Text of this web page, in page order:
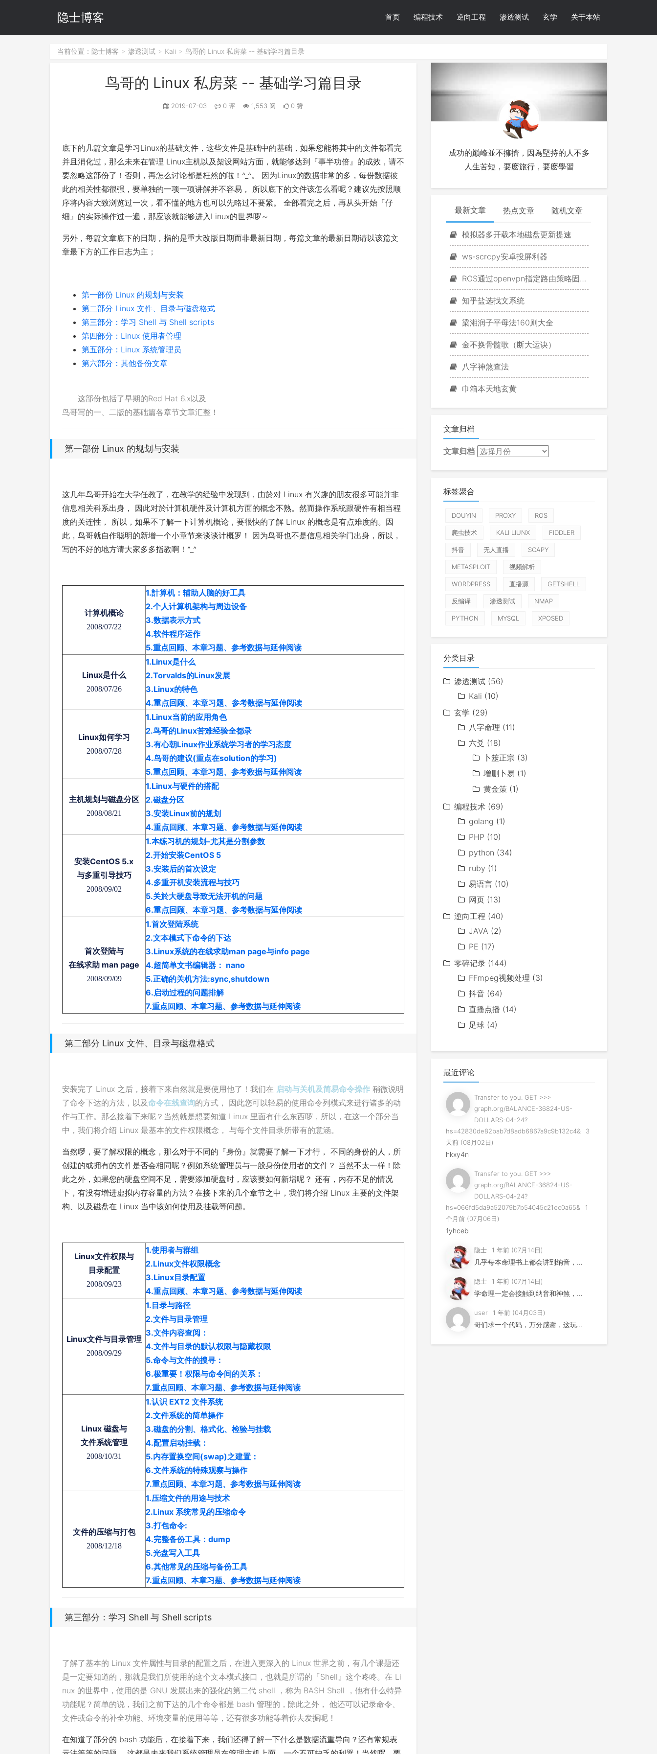
隐士博客 首页 编程技术 逆向工程 渗透测试 玄学 关于本站
当前位置： 隐士博客 > 渗透测试 > Kali > 鸟哥的 Linux 私房菜 -- 基础学习篇目录
鸟哥的 Linux 私房菜 -- 基础学习篇目录
2019-07-03 0 评 1,553 阅 0 赞
底下的几篇文章是学习Linux的基础文件，这些文件是基础中的基础，如果您能将其中的文件都看完
并且消化过，那么未来在管理 Linux主机以及架设网站方面，就能够达到『事半功倍』的成效，请不
要忽略这部份了！否则，再怎么讨论都是枉然的啦！^_^。 因为Linux的数据非常的多，每份数据彼
此的相关性都很强，要单独的一项一项讲解并不容易， 所以底下的文件该怎么看呢？建议先按照顺
序将内容大致浏览过一次，看不懂的地方也可以先略过不要紧。 全部看完之后，再从头开始『仔
细』的实际操作过一遍，那应该就能够进入Linux的世界啰～
另外，每篇文章底下的日期，指的是重大改版日期而非最新日期，每篇文章的最新日期请以该篇文
章最下方的工作日志为主；
第一部份 Linux 的规划与安装
第二部分 Linux 文件、目录与磁盘格式
第三部分：学习 Shell 与 Shell scripts
第四部分：Linux 使用者管理
第五部分：Linux 系统管理员
第六部分：其他备份文章
这部份包括了早期的Red Hat 6.x以及
鸟哥写的一、二版的基础篇各章节文章汇整！
第一部份 Linux 的规划与安装
这几年鸟哥开始在大学任教了，在教学的经验中发现到，由於对 Linux 有兴趣的朋友很多可能并非
信息相关科系出身， 因此对於计算机硬件及计算机方面的概念不熟。然而操作系統跟硬件有相当程
度的关连性， 所以，如果不了解一下计算机概论，要很快的了解 Linux 的概念是有点难度的。因
此，鸟哥就自作聪明的新增一个小章节来谈谈计概罗！ 因为鸟哥也不是信息相关学门出身，所以，
写的不好的地方请大家多多指教啊！^_^
计算机概论
2008/07/22
1.計算机：辅助人脑的好工具
2.个人计算机架构与周边设备
3.数据表示方式
4.软件程序运作
5.重点回顾、本章习题、参考数据与延伸阅读
Linux是什么
2008/07/26
1.Linux是什么
2.Torvalds的Linux发展
3.Linux的特色
4.重点回顾、本章习题、参考数据与延伸阅读
Linux如何学习
2008/07/28
1.Linux当前的应用角色
2.鸟哥的Linux苦难经验全都录
3.有心朝Linux作业系统学习者的学习态度
4.鸟哥的建议(重点在solution的学习)
5.重点回顾、本章习题、参考数据与延伸阅读
主机规划与磁盘分区
2008/08/21
1.Linux与硬件的搭配
2.磁盘分区
3.安装Linux前的规划
4.重点回顾、本章习题、参考数据与延伸阅读
安装CentOS 5.x
与多重引导技巧
2008/09/02
1.本练习机的规划–尤其是分割参数
2.开始安装CentOS 5
3.安装后的首次设定
4.多重开机安装流程与技巧
5.关於大硬盘导致无法开机的问题
6.重点回顾、本章习题、参考数据与延伸阅读
首次登陆与
在线求助 man page
2008/09/09
1.首次登陆系统
2.文本模式下命令的下达
3.Linux系统的在线求助man page与info page
4.超简单文书编辑器： nano
5.正确的关机方法:sync,shutdown
6.启动过程的问题排解
7.重点回顾、本章习题、参考数据与延伸阅读
第二部分 Linux 文件、目录与磁盘格式
安装完了 Linux 之后，接着下来自然就是要使用他了！我们在 启动与关机及简易命令操作 稍微说明
了命令下达的方法，以及命令在线查询的方式， 因此您可以轻易的使用命令列模式来进行诸多的动
作与工作。那么接着下来呢？当然就是想要知道 Linux 里面有什么东西啰，所以，在这一个部分当
中，我们将介绍 Linux 最基本的文件权限概念， 与每个文件目录所带有的意涵。
当然啰，要了解权限的概念，那么对于不同的『身份』就需要了解一下才行， 不同的身份的人，所
创建的或拥有的文件是否会相同呢？例如系统管理员与一般身份使用者的文件？ 当然不太一样！除
此之外，如果您的硬盘空间不足，需要添加硬盘时，应该要如何新增呢？ 还有，内存不足的情况
下，有没有增进虚拟内存容量的方法？在接下来的几个章节之中，我们将介绍 Linux 主要的文件架
构、以及磁盘在 Linux 当中该如何使用及挂载等问题。
Linux文件权限与
目录配置
2008/09/23
1.使用者与群组
2.Linux文件权限概念
3.Linux目录配置
4.重点回顾、本章习题、参考数据与延伸阅读
Linux文件与目录管理
2008/09/29
1.目录与路径
2.文件与目录管理
3.文件内容查阅：
4.文件与目录的默认权限与隐藏权限
5.命令与文件的搜寻：
6.极重要！权限与命令间的关系：
7.重点回顾、本章习题、参考数据与延伸阅读
Linux 磁盘与
文件系统管理
2008/10/31
1.认识 EXT2 文件系统
2.文件系统的简单操作
3.磁盘的分割、格式化、检验与挂载
4.配置启动挂载：
5.内存置换空间(swap)之建置：
6.文件系统的特殊观察与操作
7.重点回顾、本章习题、参考数据与延伸阅读
文件的压缩与打包
2008/12/18
1.压缩文件的用途与技术
2.Linux 系统常见的压缩命令
3.打包命令:
4.完整备份工具：dump
5.光盘写入工具
6.其他常见的压缩与备份工具
7.重点回顾、本章习题、参考数据与延伸阅读
第三部分：学习 Shell 与 Shell scripts
了解了基本的 Linux 文件属性与目录的配置之后，在进入更深入的 Linux 世界之前，有几个课题还
是一定要知道的，那就是我们所使用的这个文本模式接口，也就是所谓的『Shell』这个咚咚。在 Li
nux 的世界中，使用的是 GNU 发展出来的强化的第二代 shell ，称为 BASH Shell ，他有什么特异
功能呢？简单的说，我们之前下达的几个命令都是 bash 管理的，除此之外， 他还可以记录命令、
文件或命令的补全功能、环境变量的使用等等，还有很多功能等着你去发掘呢！
在知道了部分的 bash 功能后，在接着下来，我们还得了解一下什么是数据流重导向？还有常规表
成功的巔峰並不擁擠，因為堅持的人不多
人生苦短，要麽旅行，要麽學習
最新文章 热点文章 随机文章
模拟器多开载本地磁盘更新提速
ws-scrcpy安卓投屏利器
ROS通过openvpn指定路由策略固定游戏IP
知乎盐选找文系统
梁湘润子平母法160则大全
金不换骨髓歌（断大运诀）
八字神煞查法
巾箱本天地玄黄
文章归档
文章归档
标签聚合
DOUYIN PROXY ROS
爬虫技术 KALI LIUNX FIDDLER
抖音 无人直播 SCAPY
METASPLOIT 视频解析
WORDPRESS 直播源 GETSHELL
反编译 渗透测试 NMAP
PYTHON MYSQL XPOSED
分类目录
渗透测试 (56)
Kali (10)
玄学 (29)
八字命理 (11)
六爻 (18)
卜筮正宗 (3)
增删卜易 (1)
黄金策 (1)
编程技术 (69)
golang (1)
PHP (10)
python (34)
ruby (1)
易语言 (10)
网页 (13)
逆向工程 (40)
JAVA (2)
PE (17)
零碎记录 (144)
FFmpeg视频处理 (3)
抖音 (64)
直播点播 (14)
足球 (4)
最近评论
Transfer to you. GET >>>
graph.org/BALANCE-36824-US-
DOLLARS-04-24?
hs=42830de82bab7d8adb6867a9c9b132c4&
3
天前 (08月02日)
hkxy4n
Transfer to you. GET >>>
graph.org/BALANCE-36824-US-
DOLLARS-04-24?
hs=066fd5da9a52079b7b54045c21ec0a65&
1
个月前 (07月06日)
1yhceb
隐士 1 年前 (07月14日)
几乎每本命理书上都会讲到纳音，但是其用法早已失传，许多易学家...
隐士 1 年前 (07月14日)
学命理一定会接触到纳音和神煞，这节不是要讲纳音神煞，而是要告...
user 1 年前 (04月03日)
哥们求一个代码，万分感谢，这玩意找两三天了